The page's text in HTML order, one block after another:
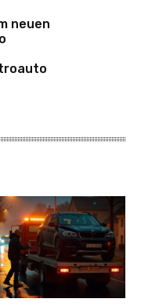
neuen